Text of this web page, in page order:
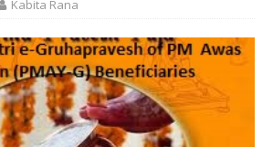
Kabita Rana